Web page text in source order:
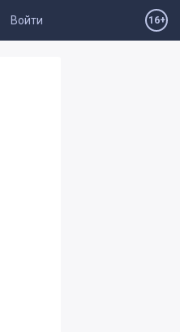
Войти 16+